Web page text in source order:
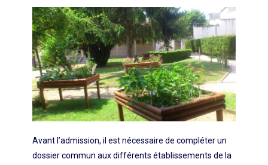
Avant l’admission, il est nécessaire de compléter un
dossier commun aux différents établissements de la